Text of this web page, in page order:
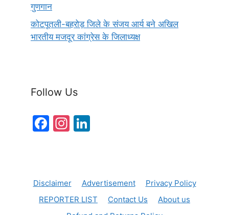
गुणगान
कोटपूतली-बहरोड़ जिले के संजय आर्य बने अखिल
भारतीय मजदूर कांग्रेस के जिलाध्यक्ष
Follow Us
F
b
o
In
a
m
dI
n
Disclaimer Advertisement
Privacy Policy
REPORTER LIST
Contact Us
About us